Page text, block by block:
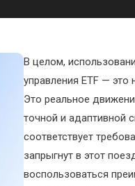
В целом,
управления ETF —
Это реальное
точной и адаптивной
соответствует
запрыгнут в этот
воспользоваться